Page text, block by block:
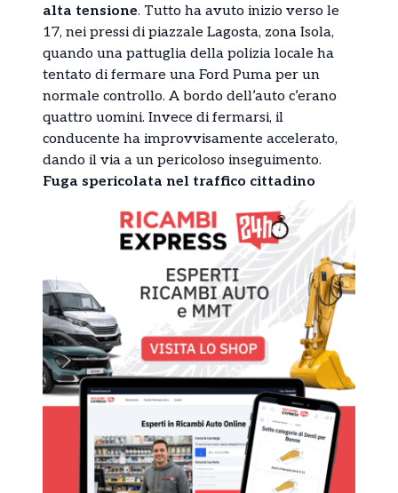
alta tensione. Tutto ha avuto inizio verso le
17, nei pressi di piazzale Lagosta, zona Isola,
quando una pattuglia della polizia locale ha
tentato di fermare una Ford Puma per un
normale controllo. A bordo dell’auto c’erano
quattro uomini. Invece di fermarsi, il
conducente ha improvvisamente accelerato,
dando il via a un pericoloso inseguimento.
Fuga spericolata nel traffico cittadino